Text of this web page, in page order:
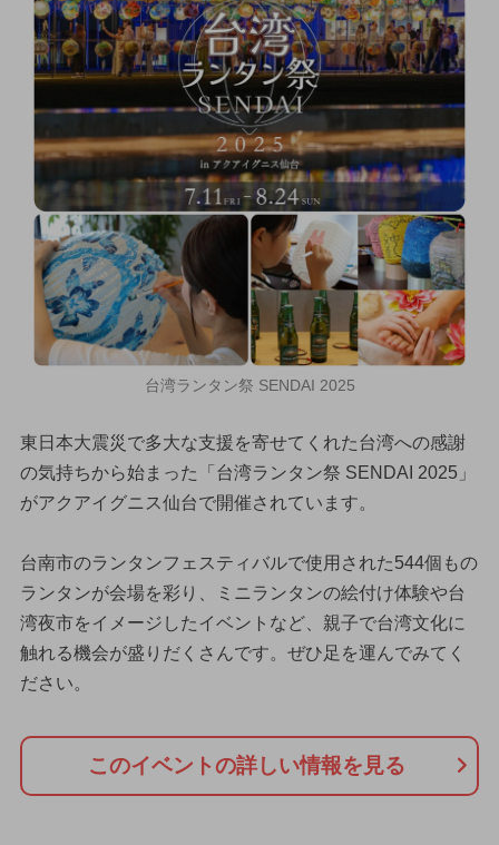
台湾ランタン祭 SENDAI 2025
東日本大震災で多大な支援を寄せてくれた台湾への感謝
の気持ちから始まった「台湾ランタン祭 SENDAI 2025」
がアクアイグニス仙台で開催されています。
台南市のランタンフェスティバルで使用された544個もの
ランタンが会場を彩り、ミニランタンの絵付け体験や台
湾夜市をイメージしたイベントなど、親子で台湾文化に
触れる機会が盛りだくさんです。ぜひ足を運んでみてく
ださい。
このイベントの詳しい情報を見る